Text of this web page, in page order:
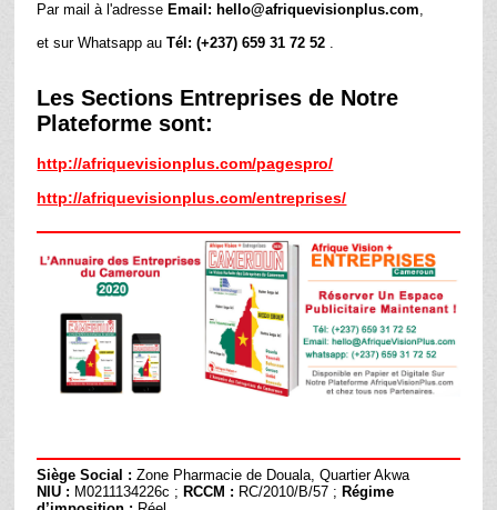
Par mail à l'adresse Email: hello@afriquevisionplus.com,
et sur Whatsapp auTél: (+237) 659 31 72 52 .
Les Sections Entreprises de Notre
Plateforme sont:
http://afriquevisionplus.com/pagespro/
http://afriquevisionplus.com/entreprises/
Siège Social : Zone Pharmacie de Douala, Quartier Akwa
NIU : M0211134226c ; RCCM : RC/2010/B/57 ; Régime